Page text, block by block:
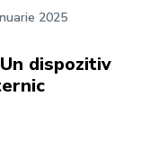
2025
dispozitiv